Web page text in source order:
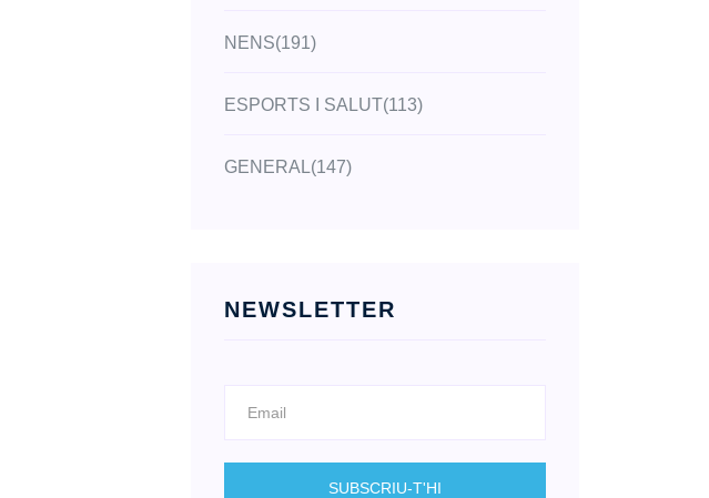
NENS(191)
ESPORTS I SALUT(113)
GENERAL(147)
NEWSLETTER